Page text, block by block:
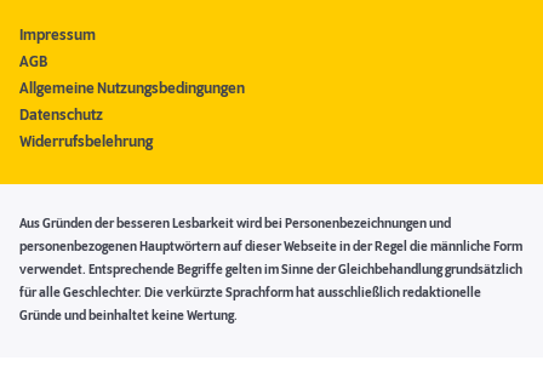
Impressum
AGB
Allgemeine Nutzungsbedingungen
Datenschutz
Widerrufsbelehrung
Aus Gründen der besseren Lesbarkeit wird bei Personenbezeichnungen und
personenbezogenen Hauptwörtern auf dieser Webseite in der Regel die männliche Form
verwendet. Entsprechende Begriffe gelten im Sinne der Gleichbehandlung grundsätzlich
für alle Geschlechter. Die verkürzte Sprachform hat ausschließlich redaktionelle
Gründe und beinhaltet keine Wertung.